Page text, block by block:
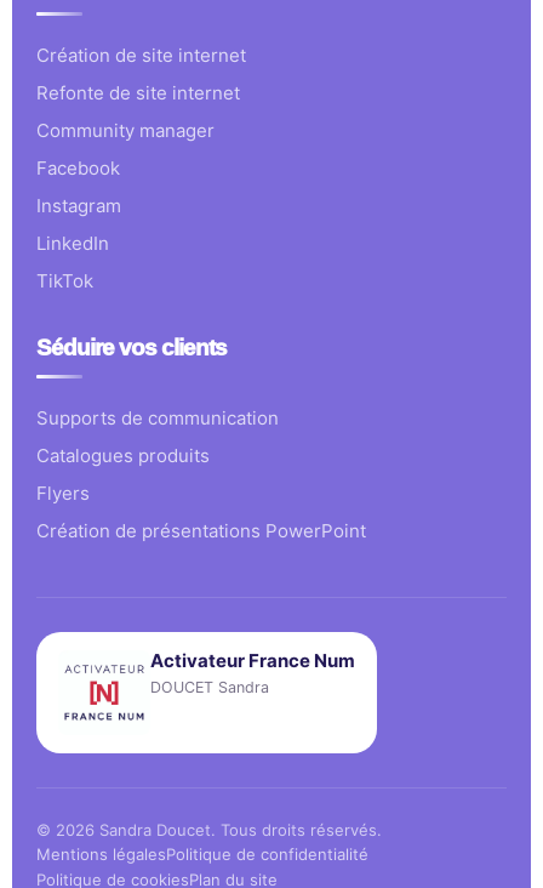
Création de site internet
Refonte de site internet
Community manager
Facebook
Instagram
LinkedIn
TikTok
Séduire vos clients
Supports de communication
Catalogues produits
Flyers
Création de présentations PowerPoint
Activateur France Num
DOUCET Sandra
© 2026 Sandra Doucet. Tous droits réservés.
Mentions légalesPolitique de confidentialité
Politique de cookiesPlan du site